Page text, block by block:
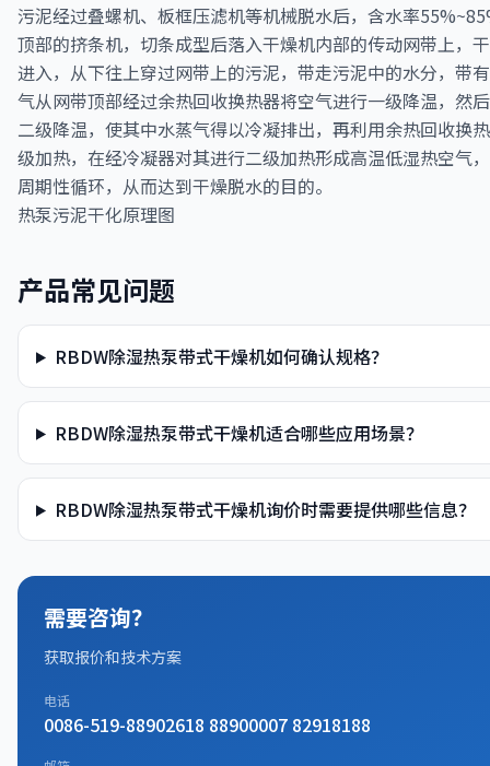
污泥经过叠螺机、板框压滤机等机械脱水后，含水率
顶部的挤条机，切条成型后落入干燥机内部的传动网带上，
进入，从下往上穿过网带上的污泥，带走污泥中的水分，带
气从网带顶部经过余热回收换热器将空气进行一级降温，然
二级降温，使其中水蒸气得以冷凝排出，再利用余热回收换
级加热，在经冷凝器对其进行二级加热形成高温低湿热空气
周期性循环，从而达到干燥脱水的目的。
热泵污泥干化原理图
产品常见问题
RBDW除湿热泵带式干燥机如何确认规格？
RBDW除湿热泵带式干燥机适合哪些应用场景？
RBDW除湿热泵带式干燥机询价时需要提供哪些信息？
需要咨询？
获取报价和技术方案
电话
0086-519-88902618 88900007 82918188